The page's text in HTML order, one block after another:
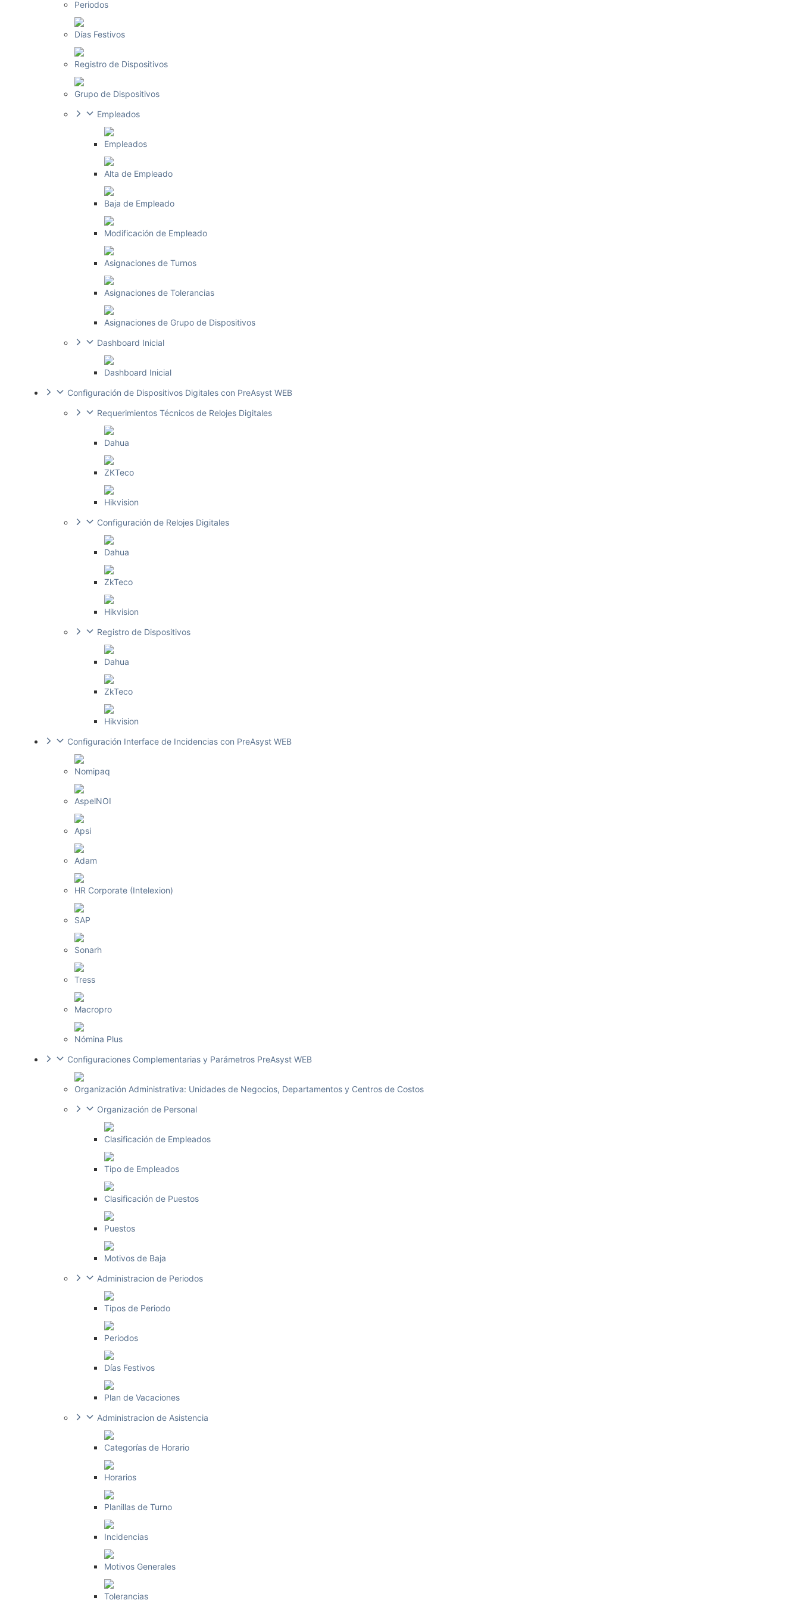
Periodos
Días Festivos
Registro de Dispositivos
Grupo de Dispositivos
Empleados
Empleados
Alta de Empleado
Baja de Empleado
Modificación de Empleado
Asignaciones de Turnos
Asignaciones de Tolerancias
Asignaciones de Grupo de Dispositivos
Dashboard Inicial
Dashboard Inicial
Configuración de Dispositivos Digitales con PreAsyst WEB
Requerimientos Técnicos de Relojes Digitales
Dahua
ZKTeco
Hikvision
Configuración de Relojes Digitales
Dahua
ZkTeco
Hikvision
Registro de Dispositivos
Dahua
ZkTeco
Hikvision
Configuración Interface de Incidencias con PreAsyst WEB
Nomipaq
AspelNOI
Apsi
Adam
HR Corporate (Intelexion)
SAP
Sonarh
Tress
Macropro
Nómina Plus
Configuraciones Complementarias y Parámetros PreAsyst WEB
Organización Administrativa: Unidades de Negocios, Departamentos y Centros de Costos
Organización de Personal
Clasificación de Empleados
Tipo de Empleados
Clasificación de Puestos
Puestos
Motivos de Baja
Administracion de Periodos
Tipos de Periodo
Periodos
Días Festivos
Plan de Vacaciones
Administracion de Asistencia
Categorías de Horario
Horarios
Planillas de Turno
Incidencias
Motivos Generales
Tolerancias